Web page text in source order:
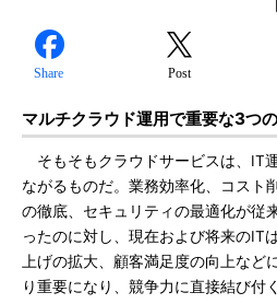
Share Post
マルチクラウド運用で重要な3つ
そもそもクラウドサービスは、IT
ながるものだ。業務効率化、コスト
の徹底、セキュリティの最適化が従
ったのに対し、現在および将来のIT
上げの拡大、顧客満足度の向上など
り重要になり、競争力に直接結び付